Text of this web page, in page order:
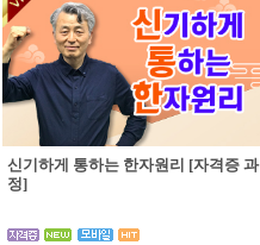
신기하게 통하는 한자원리 [자격증 과
정]